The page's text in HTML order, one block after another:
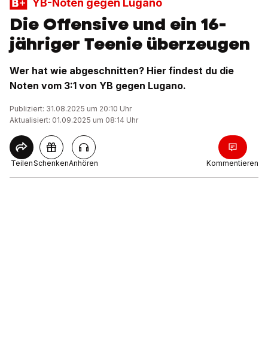
YB-Noten gegen Lugano
Die Offensive und ein 16-
jähriger Teenie überzeugen
Wer hat wie abgeschnitten? Hier findest du die
Noten vom 3:1 von YB gegen Lugano.
Publiziert: 31.08.2025 um 20:10 Uhr
Aktualisiert: 01.09.2025 um 08:14 Uhr
TeilenSchenkenAnhören Kommentieren